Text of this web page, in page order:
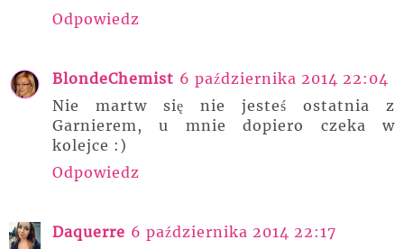
Odpowiedz
BlondeChemist 6 października 2014 22:04
Nie martw się nie jesteś ostatnia z
Garnierem, u mnie dopiero czeka w
kolejce :)
Odpowiedz
Daquerre 6 października 2014 22:17